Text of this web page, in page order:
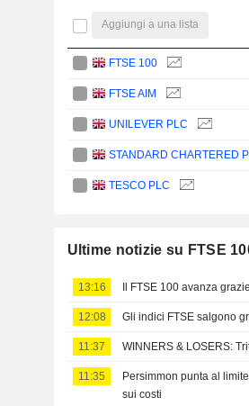
Aggiungi a una lista
FTSE 100
FTSE AIM
UNILEVER PLC
STANDARD CHARTERED
TESCO PLC
Ultime notizie su FTSE
13:16 Il FTSE 100 avanza
12:08 Gli indici FTSE salgono
11:37 WINNERS & LOSERS:
11:35
Persimmon punta al
sui costi